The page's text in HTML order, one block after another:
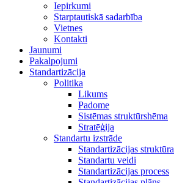
Iepirkumi
Starptautiskā sadarbība
Vietnes
Kontakti
Jaunumi
Pakalpojumi
Standartizācija
Politika
Likums
Padome
Sistēmas struktūrshēma
Stratēģija
Standartu izstrāde
Standartizācijas struktūra
Standartu veidi
Standartizācijas process